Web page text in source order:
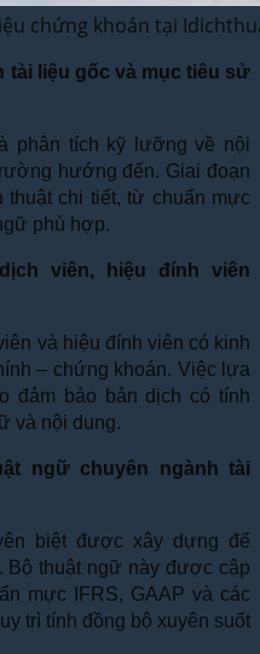
chứng khoán tại
tài liệu gốc và mục tiêu sử
phân tích kỹ lưỡng về nội
hướng đến. Giai đoạn
thuật chi tiết, từ chuẩn mực
phù hợp.
viên, hiệu đính viên
và hiệu đính viên có kinh
– chứng khoán. Việc lựa
đảm bảo bản dịch có tính
và nội dung.
ngữ chuyên ngành tài
biệt được xây dựng để
Bộ thuật ngữ này được cập
mực IFRS, GAAP và các
trì tính đồng bộ xuyên suốt